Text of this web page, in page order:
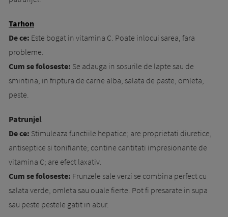
Tarhon
De ce: Este bogat in vitamina C. Poate in­lo­cui sarea, fara
probleme.
Cum se foloseste: Se adauga in sosurile de lapte sau de
smintina, in friptura de carne alba, salata de paste, omleta,
peste.
Patrunjel
De ce: Stimuleaza functiile hepatice; are proprie­tati diuretice,
antiseptice si tonifiante; con­tine cantitati impresionante de
vitamina C; are efect laxativ.
Cum se foloseste: Frunzele sale verzi se com­bina perfect cu
salata verde, omleta sau oua­le fierte. Pot fi presarate in supa
sau peste pes­tele gatit in abur.